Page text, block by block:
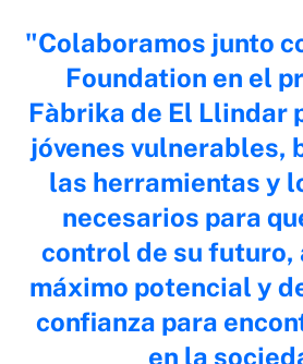
Colaboramos junto
Foundation en el
Fàbrika de El Llindar
jóvenes vulnerables,
las herramientas y
necesarios para
control de su futuro,
máximo potencial y
confianza para
en la